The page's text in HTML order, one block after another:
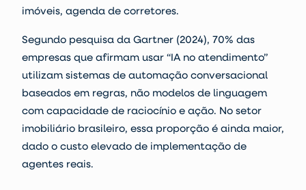
imóveis, agenda de corretores.
Segundo pesquisa da Gartner (2024), 70% das
empresas que afirmam usar “IA no atendimento”
utilizam sistemas de automação conversacional
baseados em regras, não modelos de linguagem
com capacidade de raciocínio e ação. No setor
imobiliário brasileiro, essa proporção é ainda maior,
dado o custo elevado de implementação de
agentes reais.